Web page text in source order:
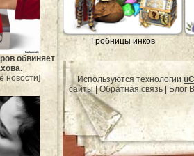
обвиняет
новости]
Гробницы инков
Используются технологии
сайты|Обратная связь Блог